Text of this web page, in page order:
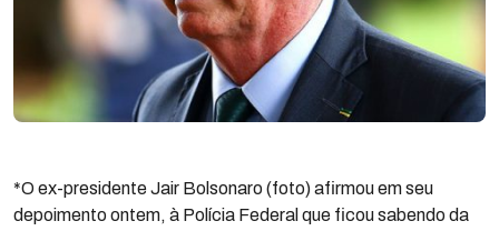
*O ex-presidente Jair Bolsonaro (foto) afirmou em seu
depoimento ontem, à Polícia Federal que ficou sabendo da